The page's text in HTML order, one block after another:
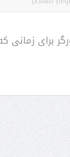
برای